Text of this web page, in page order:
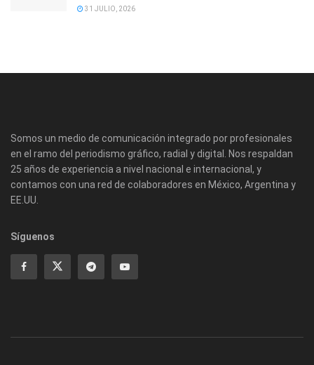
31 JULIO, 2026
Somos un medio de comunicación integrado por profesionales
en el ramo del periodismo gráfico, radial y digital. Nos respaldan
25 años de experiencia a nivel nacional e internacional, y
contamos con una red de colaboradores en México, Argentina y
EE.UU.
Síguenos